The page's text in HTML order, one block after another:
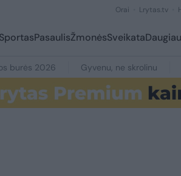
Orai Lrytas.tv
SportasPasaulisŽmonėsSveikataDaugiau
burės 2026 Gyvenu, ne skrolinu